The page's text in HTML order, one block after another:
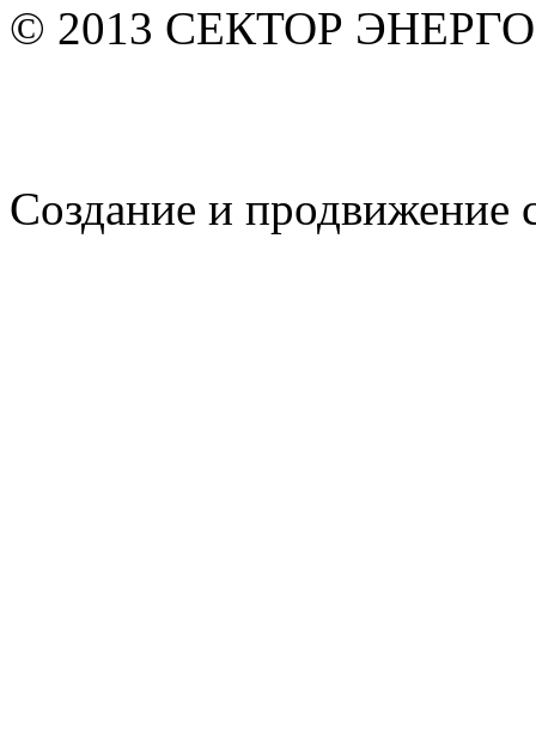
© 2013 СЕКТОР ЭНЕРГО.
Создание и продвижение